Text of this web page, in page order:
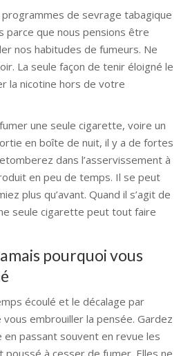
de sevrage tabagique
parce que nous pensions être
nos habitudes de fumeurs. Ne
La seule façon de tenir éloigné le
la nicotine hors de votre
une seule cigarette, voire un
en boîte de nuit, il y a de fortes
dans l’asservissement à
en peu de temps. Il se peut
plus qu’avant. Quand il s’agit de
seule cigarette peut tout faire
pourquoi vous
écoulé et le décalage par
vous embrouiller la pensée. Gardez
passant souvent en revue les
poussé à cesser de fumer. Elles ne